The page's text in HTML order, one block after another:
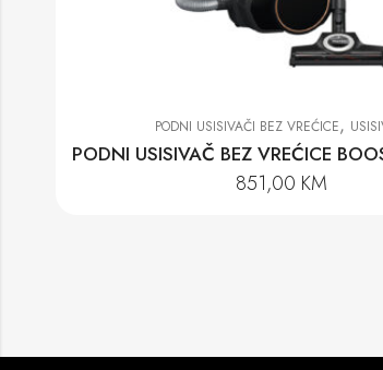
PODNI USISIVAČI BEZ VREĆICE,
851,00 KM